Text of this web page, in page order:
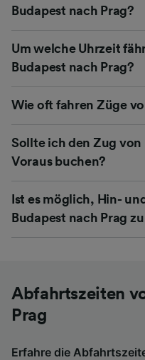
Budapest nach Prag?
Um welche Uhrzeit
Budapest nach Prag?
Wie oft fahren Züge
Sollte ich den Zug von
Voraus buchen?
Ist es möglich, Hin-
Budapest nach Prag
Abfahrtszeiten
Prag
Erfahre die